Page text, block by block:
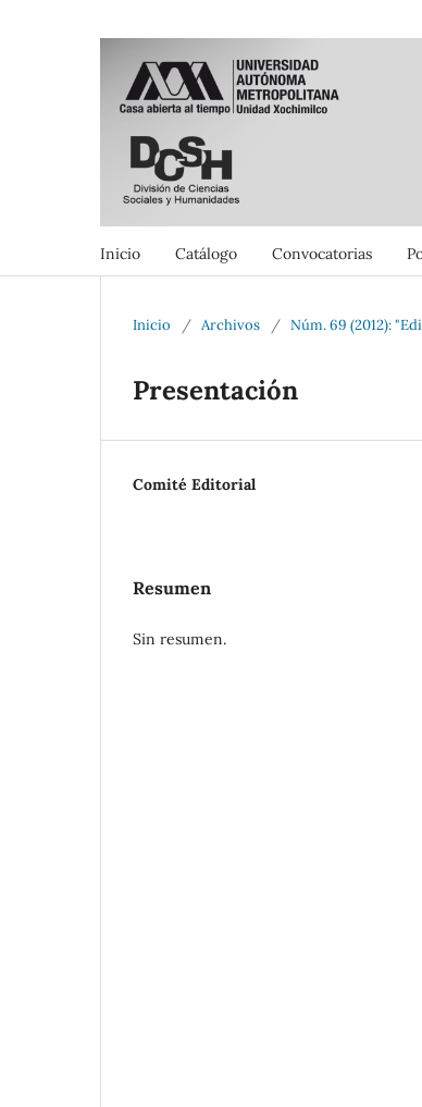
Inicio Catálogo Convocatorias
Inicio / Archivos / Núm. 69 (2012):
Presentación
Comité Editorial
Resumen
Sin resumen.